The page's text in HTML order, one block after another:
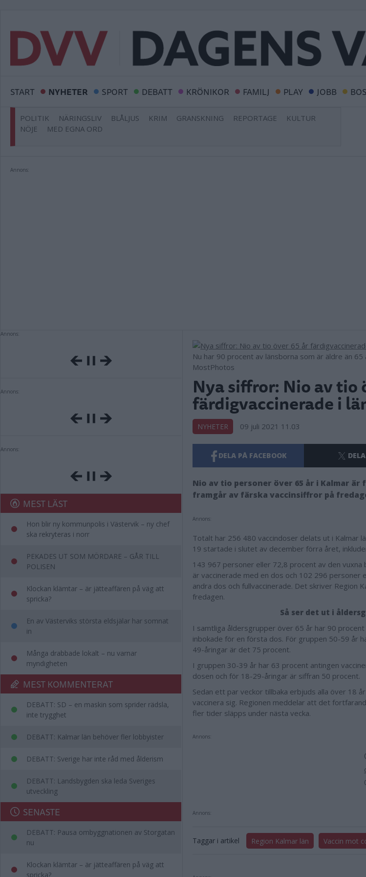
START NYHETER SPORT DEBATT KRÖNIKOR FAMILJ PLAY JOBB
POLITIK NÄRINGSLIV BLÅLJUS KRIM GRANSKNING REPORTAGE
KULTUR
NÖJE
MED EGNA ORD
Annons:
Annons:
Annons:
Annons:
MEST LÄST
Hon blir ny kommunpolis i Västervik – ny chef
ska rekryteras i norr
PEKADES UT SOM MÖRDARE – GÅR TILL
POLISEN
Klockan klämtar – är jätteaffären på väg att
spricka?
En av Västerviks största eldsjälar har somnat
in
Många drabbade lokalt – nu varnar
myndigheten
MEST KOMMENTERAT
DEBATT: SD – en maskin som sprider rädsla,
inte trygghet
DEBATT: Kalmar län behöver fler lobbyister
DEBATT: Sverige har inte råd med ålderism
DEBATT: Landsbygden ska leda Sveriges
utveckling
SENASTE
DEBATT: Pausa ombyggnationen av Storgatan
nu
Klockan klämtar – är jätteaffären på väg att
spricka?
Nu har 90 procent av länsborna som är äldre än
MostPhotos
Nya siffror: Nio av tio
färdigvaccinerade i
NYHETER 09 juli 2021 11.03
DELA PÅ FACEBOOK
Nio av tio personer över 65 år i Kalmar är
framgår av färska vaccinsiffror på
Annons:
Totalt har 256 480 vaccindoser delats ut i Kalmar
19 startade i slutet av december förra året,
143 967 personer eller 72,8 procent av den vuxna
är vaccinerade med en dos och 102 296 personer
andra dos och fullvaccinerade. Det skriver Region
fredagen.
Så ser det ut i
I samtliga åldersgrupper över 65 år har 90
inbokade för en första dos. För gruppen 50-59 år
49-åringar är det 75 procent.
I gruppen 30-39 år har 63 procent antingen
dosen och för 18-29-åringar är siffran 50 procent.
Sedan ett par veckor tillbaka erbjuds alla över 18
vaccinera sig. Regionen meddelar att det
fler tider släpps under nästa vecka.
Annons:
Annons:
Taggar i artikel Region Kalmar län Vaccin mot